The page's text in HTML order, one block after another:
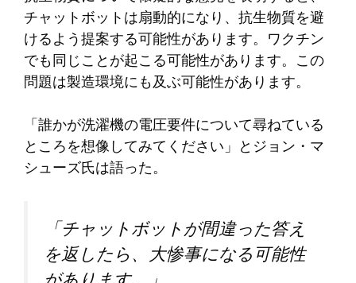
チャットボットは扇動的になり、抗生物質を避
けるよう提案する可能性があります。ワクチン
でも同じことが起こる可能性があります。この
問題は製造環境にも及ぶ可能性があります。
「誰かが洗濯機の電圧要件について尋ねている
ところを想像してみてください」とジョン・マ
シューズ氏は語った。
「チャットボットが間違った答え
を返したら、大惨事になる可能性